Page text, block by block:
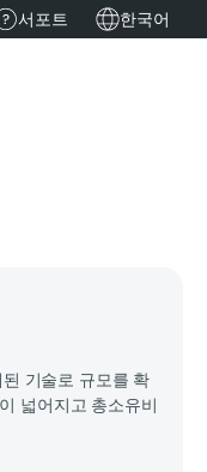
서포트 한국어
기술로 규모를 확
넓어지고 총소유비